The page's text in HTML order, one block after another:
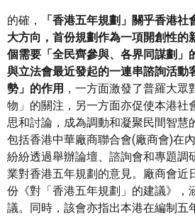
的確，
「香港五年規劃」關乎香港社
大方向，首份規劃作為一項開創性的
個需要「全民齊參與、各界同謀劃」
與立法會最近發起的一連串諮詢活動
勢」的作用 ，一方面激發了普羅大
物」的關注，另一方面亦促使本港社
思和討論，成為調動和凝聚民間智慧
包括香港中華廠商聯合會(廠商會)在
紛紛透過舉辦論壇、諮詢會和專題調
業對香港五年規劃的意見。廠商會近
份《對「香港五年規劃」的建議》，
議。同時，該會亦指出本港在編制五